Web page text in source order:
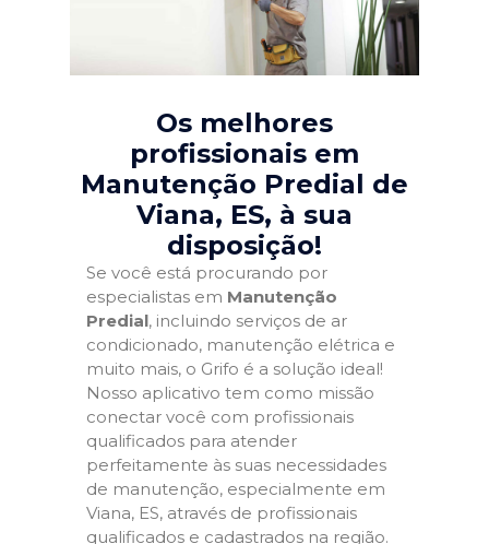
Os melhores
profissionais em
Manutenção Predial de
Viana, ES, à sua
disposição!
Se você está procurando por
especialistas em Manutenção
Predial, incluindo serviços de ar
condicionado, manutenção elétrica e
muito mais, o Grifo é a solução ideal!
Nosso aplicativo tem como missão
conectar você com profissionais
qualificados para atender
perfeitamente às suas necessidades
de manutenção, especialmente em
Viana, ES, através de profissionais
qualificados e cadastrados na região.